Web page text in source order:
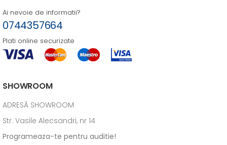
Ai nevoie de informatii?
0744357664
Plati online securizate
SHOWROOM
ADRESĂ SHOWROOM
Str. Vasile Alecsandri, nr 14
Programeaza-te pentru auditie!